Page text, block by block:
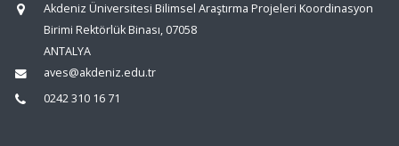
Akdeniz Üniversitesi Bilimsel Araştırma Projeleri Koordinasyon
Birimi Rektörlük Binası, 07058
ANTALYA
aves@akdeniz.edu.tr
0242 310 16 71